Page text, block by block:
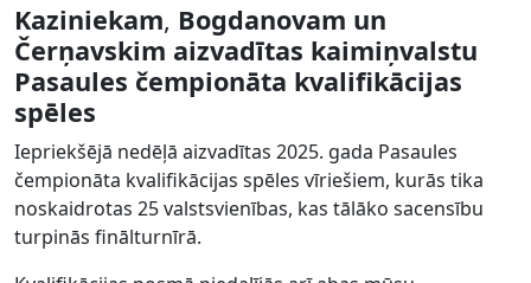
Kaziniekam, Bogdanovam un
Čerņavskim aizvadītas kaimiņvalstu
Pasaules čempionāta kvalifikācijas
spēles
Iepriekšējā nedēļā aizvadītas 2025. gada Pasaules
čempionāta kvalifikācijas spēles vīriešiem, kurās tika
noskaidrotas 25 valstsvienības, kas tālāko sacensību
turpinās finālturnīrā.